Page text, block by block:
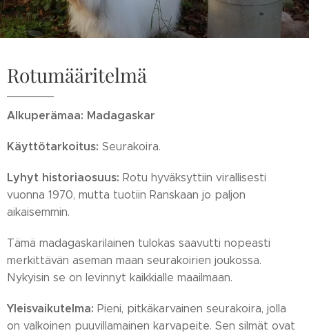
Rotumääritelmä
Alkuperämaa: Madagaskar
Käyttötarkoitus: Seurakoira.
Lyhyt historiaosuus: Rotu hyväksyttiin virallisesti
vuonna 1970, mutta tuotiin Ranskaan jo paljon
aikaisemmin.
Tämä madagaskarilainen tulokas saavutti nopeasti
merkittävän aseman maan seurakoirien joukossa.
Nykyisin se on levinnyt kaikkialle maailmaan.
Yleisvaikutelma: Pieni, pitkäkarvainen seurakoira, jolla
on valkoinen puuvillamainen karvapeite. Sen silmät ovat